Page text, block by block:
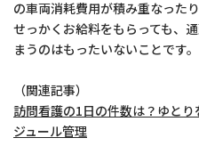
の車両消耗費用が積み重なった
せっかくお給料をもらっても、
まうのはもったいないことです。
（関連記事）
訪問看護の1日の件数は？ゆと
ジュール管理